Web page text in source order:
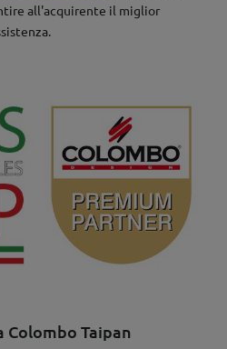
all'acquirente il miglior
Colombo Taipan